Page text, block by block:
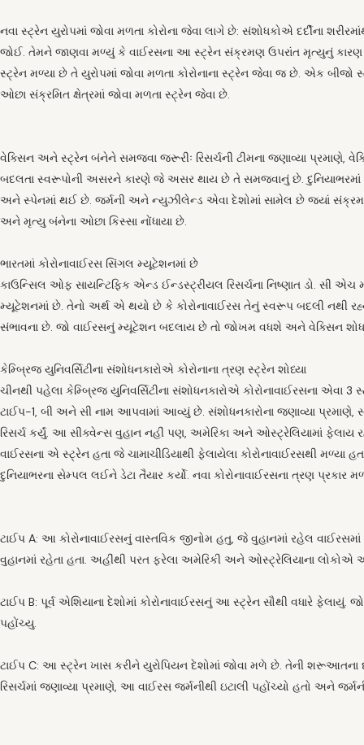
નવા સ્ટ્રેન યુરોપમાં જોવા મળતા કોરોના જેવા લાગે છે: સંશોધકોએ દર્દીના
જોઈ. તેમને જાણવા મળ્યું કે વાઈરસના આ સ્ટ્રેન સંક્રમણ ઉપરાંત મૃત્યુનું કારણ
સ્ટ્રેન મળ્યા છે તે યુરોપમાં જોવા મળતા કોરોનાના સ્ટ્રેન જેવા જ છે. એક બીજો
ઓછા સંક્રમિત ક્ષેત્રમાં જોવા મળતા સ્ટ્રેન જેવા છે.
વેક્સિન અને સ્ટ્રેન બંનેને સમજવા જરૂરીઃ રિસર્ચની ટીમના જણાવ્યા પ્રમાણે,
બદલતા સ્વરૂપોની અસરને કારણે જે અસર થાય છે તે સમજવાનું છે. દુનિયાભરમાં
અને સ્પેનમાં થઈ છે. જર્મની અને ન્યુઝીલેન્ડ એવા દેશોમાં સામેલ છે જ્યાં
અને મૃત્યુ બંનેના ઓછા કિસ્સા નોંધાયા છે.
ભારતમાં કોરોનાવાઈરસ સિંગલ મ્યૂટેશનમાં છે
કાઉન્સિલ ઓફ સાયન્ટિફિક એન્ડ ઈન્ડસ્ટ્રીયલ રિસર્ચના નિષ્ણાત ડો. સી એચ
મ્યૂટેશનમાં છે. તેનો અર્થ એ થયો છે કે કોરોનાવાઈરસ તેનું સ્વરૂપ બદલી નથી
સંભાવના છે. જો વાઈરસનું મ્યૂટેશન બદલાય છે તો જોખમ વધશે અને વેક્સિન
કેમ્બ્રિજ યુનિવર્સિટીના સંશોધનકારોએ કોરોનાના ત્રણ સ્ટ્રેન શોધ્યા
ચીનથી પહેલા કેમ્બ્રિજ યુનિવર્સિટીના સંશોધનકારોએ કોરોનાવાઈરસના એવા
ટાઈપ-1, બી અને સી નામ આપવામાં આવ્યું છે. સંશોધનકારોના જણાવ્યા પ્રમાણે,
રિસર્ચ કર્યું. આ સીક્વેન્સ વુહાન નહીં પણ, અમેરિકા અને ઓસ્ટ્રેલિયામાં
વાઈરસના એ સ્ટ્રેન હતા જે ચામાચીડિયાથી ફેલાયેલા કોરોનાવાઈરસથી મળ્યા
દુનિયાભરના સેમ્પલ લઈને ડેટા તૈયાર કર્યો. નવા કોરોનાવાઈરસના ત્રણ
ટાઈપ A: આ કોરોનાવાઈરસનું વાસ્તવિક જીનોમ હતુ, જે વુહાનમાં રહેલ
વુહાનમાં રહેતા હતા. અહીંથી પરત ફરેલા અમેરિકી અને ઓસ્ટ્રેલિયાના લોકોએ
ટાઈપ B: પૂર્વ એશિયાના દેશોમાં કોરોનાવાઈરસનું આ સ્ટ્રેન સૌથી વધારે
પહોંચ્યુ.
ટાઈપ C: આ સ્ટ્રેન ખાસ કરીને યુરોપિયન દેશોમાં જોવા મળે છે. તેની શરૂઆતના
રિસર્ચમાં જણાવ્યા પ્રમાણે, આ વાઈરસ જર્મનીથી ઇટાલી પહોંચ્યો હતો અને